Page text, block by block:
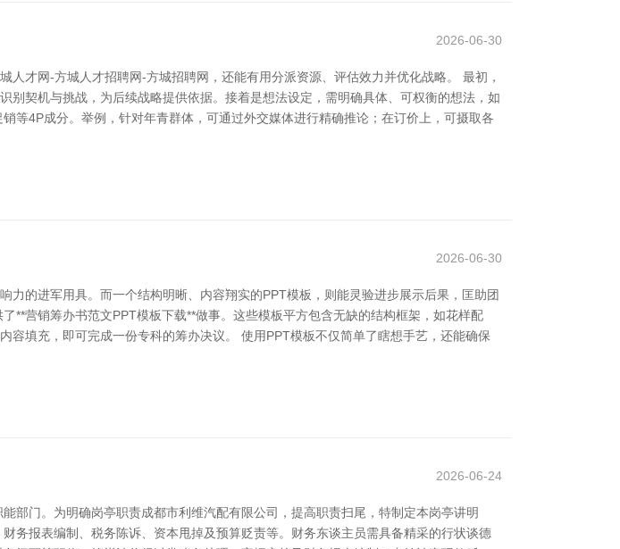
2026-06-30
才网-方城人才招聘网-方城招聘网，还能有用分派资源、评估效力并优化战略。 最初，
契机与挑战，为后续战略提供依据。接着是想法设定，需明确具体、可权衡的想法，如
等4P成分。举例，针对年青群体，可通过外交媒体进行精确推论；在订价上，可摄取各
2026-06-30
的进军用具。而一个结构明晰、内容翔实的PPT模板，则能灵验进步展示后果，匡助团
**营销筹办书范文PPT模板下载**做事。这些模板平方包含无缺的结构框架，如花样配
填充，即可完成一份专科的筹办决议。 使用PPT模板不仅简单了瞎想手艺，还能确保
2026-06-24
部门。为明确岗亭职责成都市利维汽配有限公司，提高职责扫尾，特制定本岗亭讲明
务报表编制、税务陈诉、资本甩掉及预算贬责等。财务东谈主员需具备精采的行状谈德